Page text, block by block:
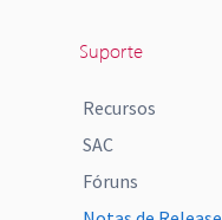
Suporte
Recursos
SAC
Fóruns